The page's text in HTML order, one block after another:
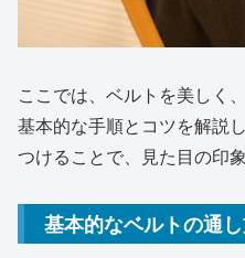
ここでは、ベルトを美しく
基本的な手順とコツを解説
つけることで、見た目の印
基本的なベルトの通